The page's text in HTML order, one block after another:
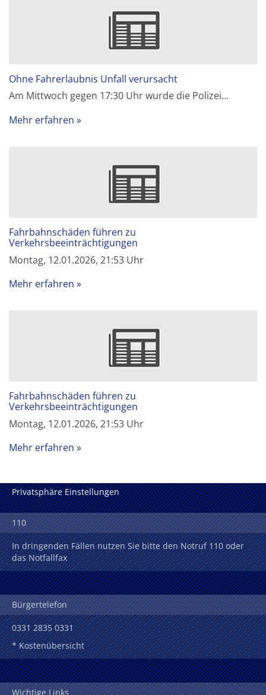
Ohne Fahrerlaubnis Unfall verursacht
Am Mittwoch gegen 17:30 Uhr wurde die Polizei…
Mehr erfahren
Fahrbahnschäden führen zu
Verkehrsbeeinträchtigungen
Montag, 12.01.2026, 21:53 Uhr
Mehr erfahren
Fahrbahnschäden führen zu
Verkehrsbeeinträchtigungen
Montag, 12.01.2026, 21:53 Uhr
Mehr erfahren
Privatsphäre Einstellungen
110
In dringenden Fällen nutzen Sie bitte den Notruf 110 oder
das Notfallfax
Bürgertelefon
0331 2835 0331
* Kostenübersicht
Wichtige Links